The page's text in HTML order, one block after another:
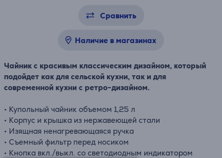
Сравнить
Наличие в магазинах
Чайник с красивым классическим дизайном, который
подойдет как для сельской кухни, так и для
современной кухни с ретро-дизайном.
• Купольный чайник объемом 1,25 л
• Корпус и крышка из нержавеющей стали
• Изящная ненагревающаяся ручка
• Съемный фильтр перед носиком
• Кнопка вкл./выкл. со светодиодным индикатором